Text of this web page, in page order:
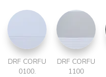
DRF CORFU
0100.
DRF CORFU
1100